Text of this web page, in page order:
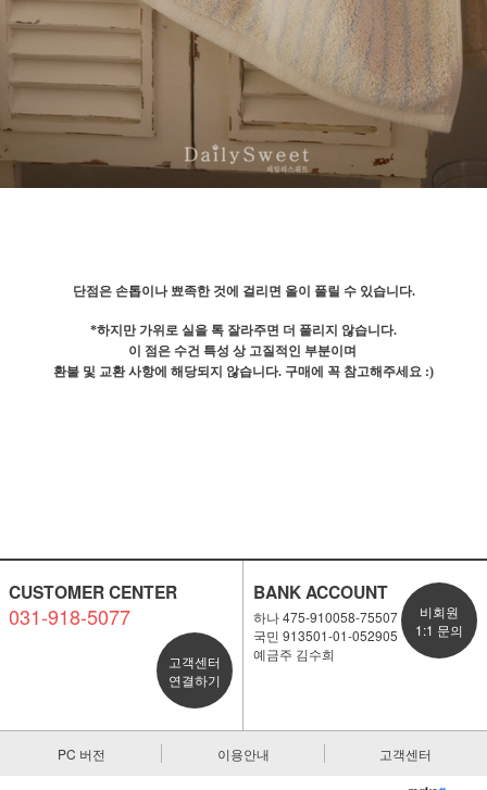
단점은 손톱이나 뾰족한 것에 걸리면 올이 풀릴 수 있습니다.
*하지만 가위로 실을 톡 잘라주면 더 풀리지 않습니다.
이 점은 수건 특성 상 고질적인 부분이며
환불 및 교환 사항에 해당되지 않습니다. 구매에 꼭 참고해주세요 :)
CUSTOMER CENTER
031-918-5077
고객센터
연결하기
BANK ACCOUNT
하나 475-910058-75507
국민 913501-01-052905
예금주 김수희
비회원
1:1 문의
PC 버전 이용안내 고객센터